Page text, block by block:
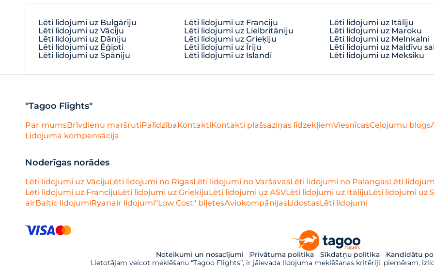
Lēti lidojumi uz Bulgāriju
Lēti lidojumi uz Vāciju
Lēti lidojumi uz Dāniju
Lēti lidojumi uz Ēģipti
Lēti lidojumi uz Spāniju
Lēti lidojumi uz Franciju
Lēti lidojumi uz Lielbritāniju
Lēti lidojumi uz Grieķiju
Lēti lidojumi uz Īriju
Lēti lidojumi uz Islandi
Lēti lidojumi uz Itāliju
Lēti lidojumi uz Maroku
Lēti lidojumi uz Melnkalni
Lēti lidojumi uz Maldīvu
Lēti lidojumi uz Meksiku
"Tagoo Flights"
Par mumsBrīvdienu maršrutiPalīdzībaKontaktiKontakti plašsaziņas līdzekļiemViesnīcasCeļojumu blogs
Lidojuma kompensācija
Noderīgas norādes
Lēti lidojumi uz VācijuLēti lidojumi no RīgasLēti lidojumi no VaršavasLēti lidojumi no PalangasLēti
Lēti lidojumi uz FrancijuLēti lidojumi uz GrieķijuLēti lidojumi uz ASVLēti lidojumi uz ItālijuLēti lidojumi uz
airBaltic lidojumiRyanair lidojumi"Low Cost" biļetesAviokompānijasLidostasLēti lidojumi
Noteikumi un nosacījumi Privātuma politika Sīkdatņu politika
Kandidātu
Lietotājam veicot meklēšanu “Tagoo Flights”, ir jāievada lidojuma meklēšanas kritēriji, piemēram,